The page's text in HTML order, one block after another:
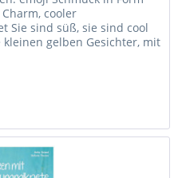
cooler
Sie sind süß, sie sind cool
gelben Gesichter, mit